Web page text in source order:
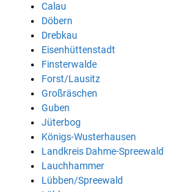
Calau
Döbern
Drebkau
Eisenhüttenstadt
Finsterwalde
Forst/Lausitz
Großräschen
Guben
Jüterbog
Königs-Wusterhausen
Landkreis Dahme-Spreewald
Lauchhammer
Lübben/Spreewald